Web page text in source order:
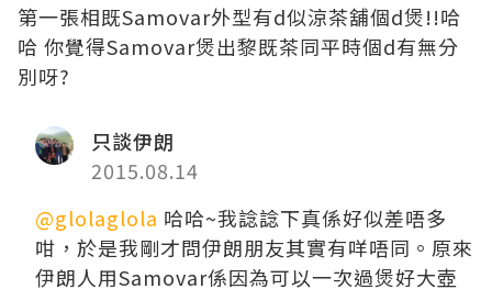
第一張相既Samovar外型有d似涼茶舖個d煲!!哈
哈 你覺得Samovar煲出黎既茶同平時個d有無分
別呀?
只談伊朗
2015.08.14
@glolaglola 哈哈~我諗諗下真係好似差唔多
咁，於是我剛才問伊朗朋友其實有咩唔同。原來
伊朗人用Samovar係因為可以一次過煲好大壺